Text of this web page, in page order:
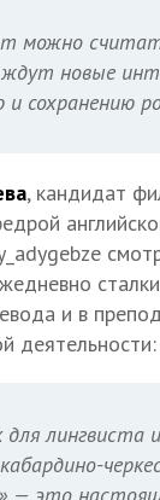
можно
ждут новые
сохранению
, кандидат
и в
деятельности:
для лингвиста